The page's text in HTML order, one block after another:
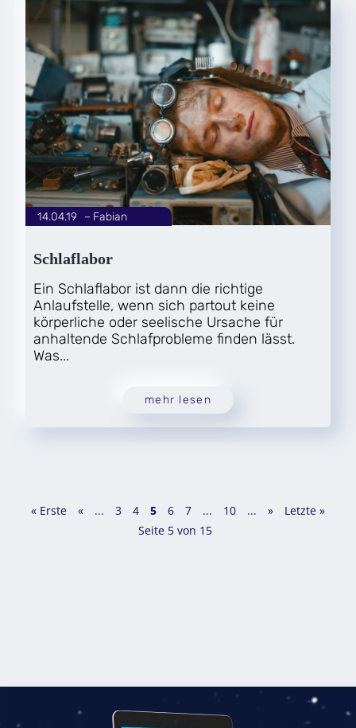
Schlaflabor
Fabian
14.04.19
Ein Schlaflabor ist dann die richtige
Anlaufstelle, wenn sich partout keine
körperliche oder seelische Ursache für
anhaltende Schlafprobleme finden lässt.
Was...
mehr lesen
Seite 5 von 15
« Erste « ... 3 4 5 6 7 ... 10 ... » Letzte »